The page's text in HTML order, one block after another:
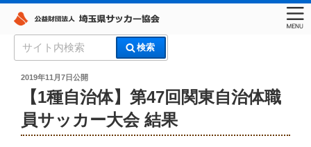
索:
検索
埼玉県サッカー協会
投
2019年11月7日公開
【1種自治体】第47回関東自治体職
員サッカー大会 結果